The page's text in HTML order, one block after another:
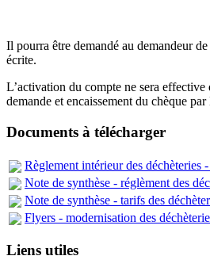
Il pourra être demandé au demandeur
écrite.
L’activation du compte ne sera effective
demande et encaissement du chèque
Documents à télécharger
Règlement intérieur des déchèteries
Note de synthèse - réglèment des
Note de synthèse - tarifs des
Flyers - modernisation des
Liens utiles